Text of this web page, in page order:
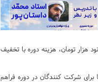
دوره با تخفیف ۵۰% ویژه طلاب ششصد و نود هزار تومان، هزینه دوره با تخفیف
شرکت کنندگان در دوره فراهم